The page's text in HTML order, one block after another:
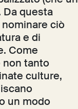
Da questa
ciò
e di
Come
non tanto
culture,
un modo